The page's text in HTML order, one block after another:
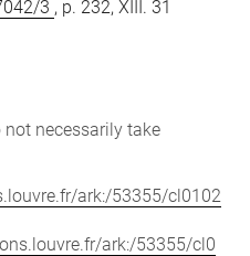
3 , p. 232, XIII. 31
necessarily take
ark:/53355/cl0102
ark:/53355/cl0